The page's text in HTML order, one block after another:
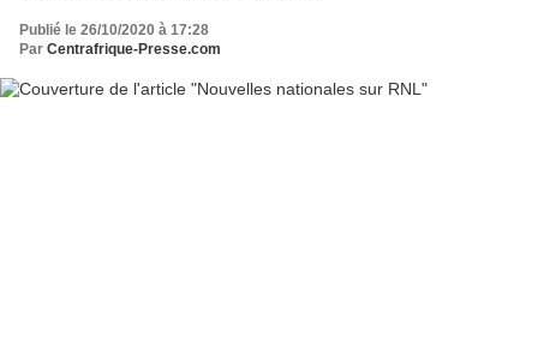
Publié le 26/10/2020 à 17:28
Par Centrafrique-Presse.com